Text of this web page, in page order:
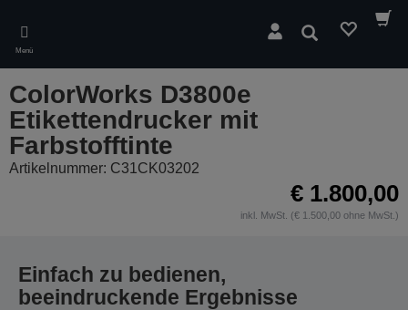
main
content
Menü
Suchen
ColorWorks D3800e
Etikettendrucker mit
Farbstofftinte
Artikelnummer: C31CK03202
€ 1.800,00
inkl. MwSt. (€ 1.500,00 ohne MwSt.)
Einfach zu bedienen,
beeindruckende Ergebnisse